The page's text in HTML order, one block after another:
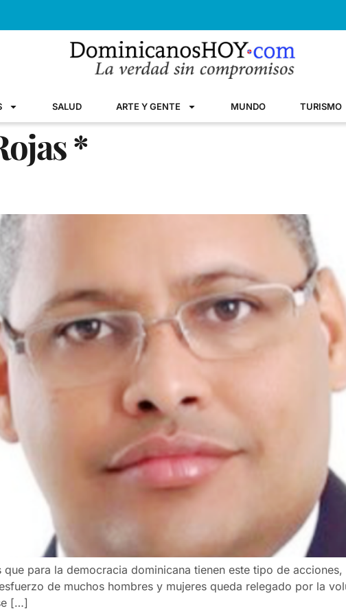
SALUD ARTE Y GENTE MUNDO TURISMO
*
para la democracia dominicana tienen este tipo de
de muchos hombres y mujeres queda relegado por la
[…]